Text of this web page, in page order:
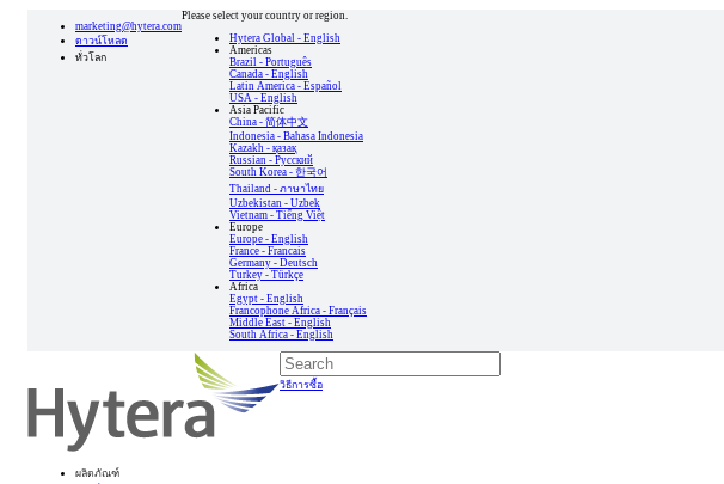
marketing@hytera.com
ดาวน์โหลด
ทั่วโลก
Please select your country or region.
Hytera Global - English
Americas
Brazil - Português
Canada - English
Latin America - Español
USA - English
Asia Pacific
China - 简体中文
Indonesia - Bahasa Indonesia
Kazakh - қазақ
Russian - Pусский
South Korea - 한국어
Thailand - ภาษาไทย
Uzbekistan - Uzbek
Vietnam - Tiếng Việt
Europe
Europe - English
France - Francais
Germany - Deutsch
Turkey - Türkçe
Africa
Egypt - English
Francophone Africa - Français
Middle East - English
South Africa - English
ผลิตภัณฑ์
วิธีการซื้อ